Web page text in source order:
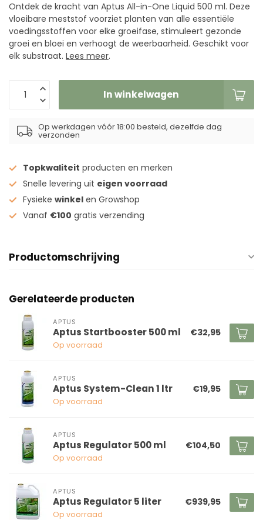
Ontdek de kracht van Aptus All-in-One Liquid 500 ml. Deze
vloeibare meststof voorziet planten van alle essentiële
voedingsstoffen voor elke groeifase, stimuleert gezonde
groei en bloei en verhoogt de weerbaarheid. Geschikt voor
elk substraat. Lees meer.
In winkelwagen
Op werkdagen vóór 18:00 besteld, dezelfde dag
verzonden
Topkwaliteit producten en merken
Snelle levering uit eigen voorraad
Fysieke winkel en Growshop
Vanaf €100 gratis verzending
Productomschrijving
Gerelateerde producten
APTUS
Aptus Startbooster 500 ml
Op voorraad
€32,95
APTUS
Aptus System-Clean 1 ltr
Op voorraad
€19,95
APTUS
Aptus Regulator 500 ml
Op voorraad
€104,50
APTUS
Aptus Regulator 5 liter
Op voorraad
€939,95